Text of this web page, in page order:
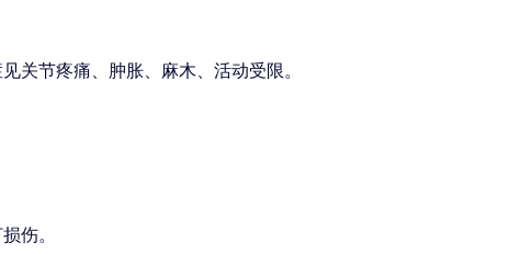
关节疼痛、肿胀、麻木、活动受限。
伤。